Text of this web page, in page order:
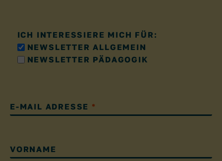
ICH INTERESSIERE MICH FÜR:
NEWSLETTER ALLGEMEIN
NEWSLETTER PÄDAGOGIK
E-MAIL ADRESSE *
VORNAME